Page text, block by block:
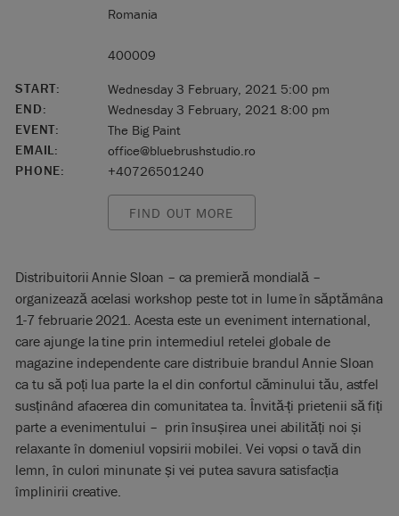
Romania
400009
START:
Wednesday 3 February, 2021 5:00 pm
END:
Wednesday 3 February, 2021 8:00 pm
EVENT:
The Big Paint
EMAIL:
office@bluebrushstudio.ro
PHONE:
+40726501240
FIND OUT MORE
Distribuitorii Annie Sloan – ca premieră mondială –
organizează acelasi workshop peste tot in lume în săptămâna
1-7 februarie 2021. Acesta este un eveniment international,
care ajunge la tine prin intermediul retelei globale de
magazine independente care distribuie brandul Annie Sloan
ca tu să poți lua parte la el din confortul căminului tău, astfel
susținând afacerea din comunitatea ta. Învită-ți prietenii să fiți
parte a evenimentului – prin însușirea unei abilități noi și
relaxante în domeniul vopsirii mobilei. Vei vopsi o tavă din
lemn, în culori minunate și vei putea savura satisfacția
împlinirii creative.